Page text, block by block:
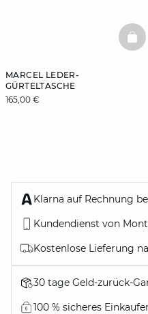
MARCEL LEDER-
GÜRTELTASCHE
165,00 €
Klarna auf Rechnung
Kundendienst von
Kostenlose Lieferung
30 tage Geld-zurück-
100 % sicheres